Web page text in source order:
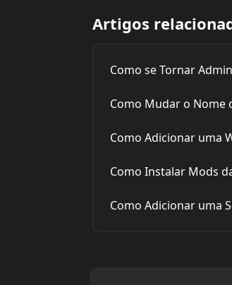
Artigos
Como se Tornar
Como Mudar o Nome
Como Adicionar uma
Como Instalar Mods
Como Adicionar uma